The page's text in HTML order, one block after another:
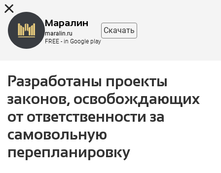
Разработаны проекты
законов, освобождающих
от ответственности за
самовольную
перепланировку
Маралин
maralin.ru
FREE - in Google play
Скачать